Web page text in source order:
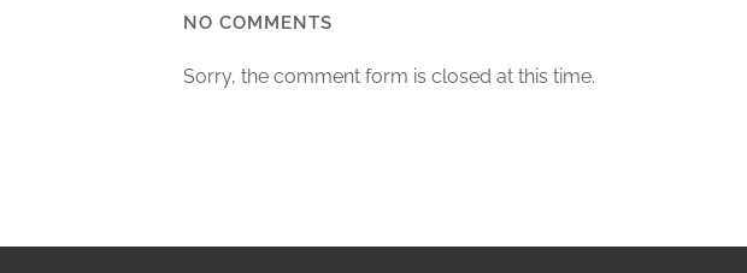
NO COMMENTS
Sorry, the comment form is closed at this time.